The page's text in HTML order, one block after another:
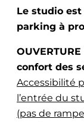
Le studio
parking à
confort des
Accessibilité
l’entrée du
(pas de